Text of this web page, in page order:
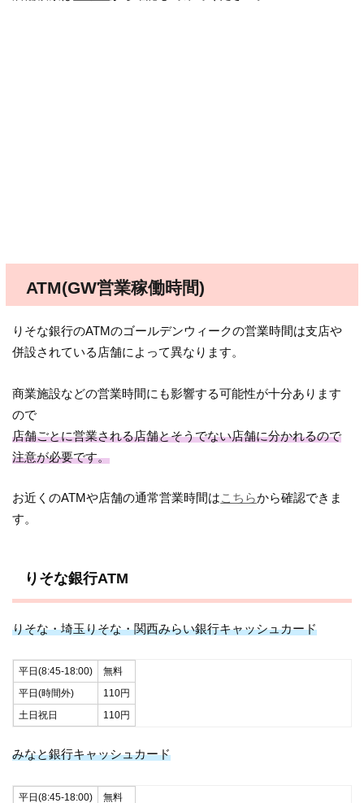
ATM(GW営業稼働時間)
りそな銀行のATMのゴールデンウィークの営業時間は支店や
併設されている店舗によって異なります。
商業施設などの営業時間にも影響する可能性が十分あります
ので
店舗ごとに営業される店舗とそうでない店舗に分かれるので
注意が必要です。
お近くのATMや店舗の通常営業時間はこちらから確認できま
す。
りそな銀行ATM
りそな・埼玉りそな・関西みらい銀行キャッシュカード
平日(8:45-18:00)
無料
平日(時間外)
110円
土日祝日
110円
みなと銀行キャッシュカード
平日(8:45-18:00)
無料